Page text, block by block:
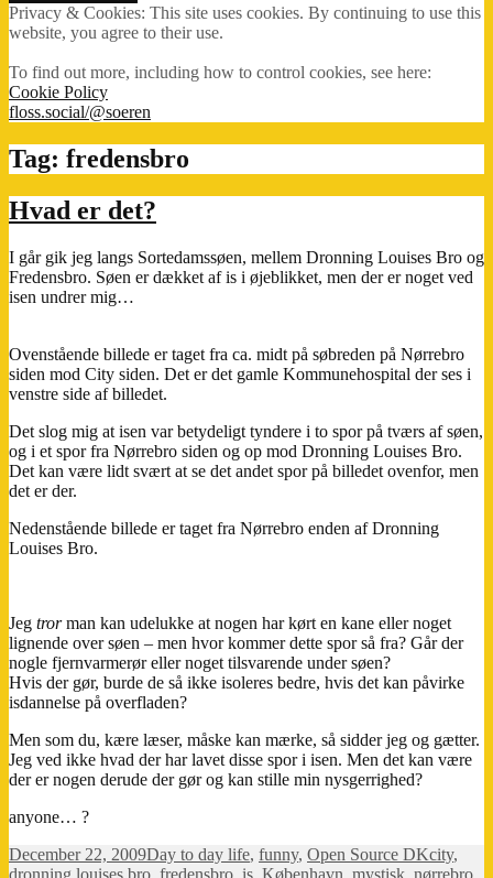
Privacy & Cookies: This site uses cookies. By continuing to use this
website, you agree to their use.
To find out more, including how to control cookies, see here:
Cookie Policy
floss.social/@soeren
Tag: fredensbro
Hvad er det?
I går gik jeg langs Sortedamssøen, mellem Dronning Louises Bro og
Fredensbro. Søen er dækket af is i øjeblikket, men der er noget ved
isen undrer mig…
Ovenstående billede er taget fra ca. midt på søbreden på Nørrebro
siden mod City siden. Det er det gamle Kommunehospital der ses i
venstre side af billedet.
Det slog mig at isen var betydeligt tyndere i to spor på tværs af søen,
og i et spor fra Nørrebro siden og op mod Dronning Louises Bro.
Det kan være lidt svært at se det andet spor på billedet ovenfor, men
det er der.
Nedenstående billede er taget fra Nørrebro enden af Dronning
Louises Bro.
Jeg trorman kan udelukke at nogen har kørt en kane eller noget
lignende over søen – men hvor kommer dette spor så fra? Går der
nogle fjernvarmerør eller noget tilsvarende under søen?
Hvis der gør, burde de så ikke isoleres bedre, hvis det kan påvirke
isdannelse på overfladen?
Men som du, kære læser, måske kan mærke, så sidder jeg og gætter.
Jeg ved ikke hvad der har lavet disse spor i isen. Men det kan være
der er nogen derude der gør og kan stille min nysgerrighed?
anyone… ?
Posted
on
December 22, 2009Categories
Day to day life, funny, Open Source DKTags
city,
dronning louises bro fredensbro is København mystisk nørrebro